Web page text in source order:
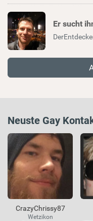
Er sucht
Neuste Gay
CrazyChrissy87
Wetzikon